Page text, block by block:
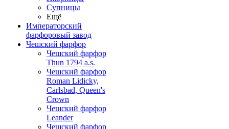
Супницы
Ещё
Императорский
фарфоровый завод
Чешский фарфор
Чешский фарфор
Thun 1794 a.s.
Чешский фарфор
Roman Lidicky,
Carlsbad, Queen's
Crown
Чешский фарфор
Leander
Чешский фарфор